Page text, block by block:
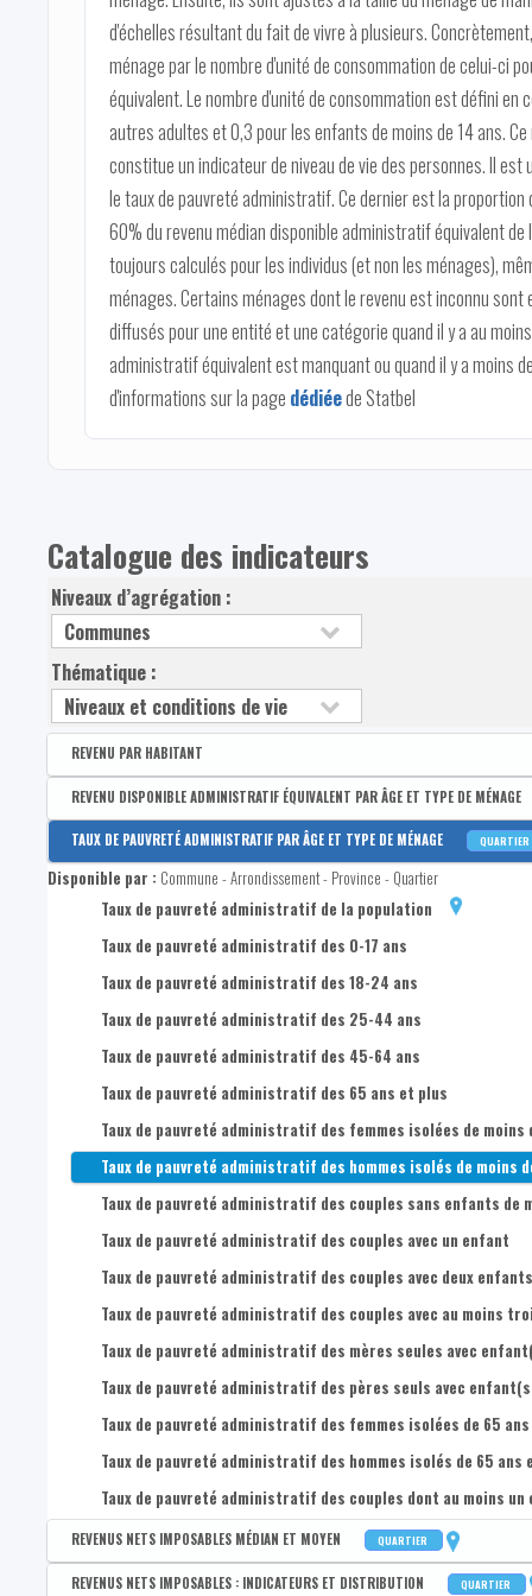
d'échelles résultant du fait de vivre à plusieurs.
ménage par le nombre d'unité de consommation de celui-ci
équivalent. Le nombre d'unité de consommation est défini
autres adultes et 0,3 pour les enfants de moins de 14 ans.
constitue un indicateur de niveau de vie des personnes. Il
le taux de pauvreté administratif. Ce dernier est la
60% du revenu médian disponible administratif équivalent
toujours calculés pour les individus (et non les ménages),
ménages. Certains ménages dont le revenu est inconnu
diffusés pour une entité et une catégorie quand il y a au
administratif équivalent est manquant ou quand il y a moins
d'informations sur la page dédiéede Statbel
Catalogue des indicateurs
Niveaux d’agrégation :
Thématique :
REVENU PAR HABITANT
Disponible par :Arrondissement - Province
Revenu disponible par habitant
Revenus primaires par habitant
REVENU DISPONIBLE ADMINISTRATIF ÉQUIVALENT PAR ÂGE ET TYPE DE MÉNAGE
Disponible par :Commune - Arrondissement - Province - Quartier
Médian du revenu administratif disponible équivalent de la
1er quartile du revenu administratif disponible équivalent de
3e quartile du revenu administratif disponible équivalent de
Médian du revenu administratif disponible équivalent des 0-
1er quartile du revenu administratif disponible équivalent
3e quartile du revenu administratif disponible équivalent des
Médian du revenu administratif disponible équivalent des 18-
1er quartile du revenu administratif disponible équivalent
3e quartile du revenu administratif disponible équivalent des
Médian du revenu administratif disponible équivalent des
1er quartile du revenu administratif disponible équivalent
3e quartile du revenu administratif disponible équivalent
Médian du revenu administratif disponible équivalent des
1er quartile du revenu administratif disponible équivalent
3e quartile du revenu administratif disponible équivalent
Médian du revenu administratif disponible équivalent des 65
1er quartile du revenu administratif disponible équivalent
3e quartile du revenu administratif disponible équivalent
Médian du revenu administratif disponible équivalent des
1er quartile du revenu administratif disponible équivalent des
TAUX DE PAUVRETÉ ADMINISTRATIF PAR ÂGE ET TYPE DE MÉNAGE QUARTIER
Disponible par : Commune - Arrondissement - Province - Quartier
Taux de pauvreté administratif de la population
Taux de pauvreté administratif des 0-17 ans
Taux de pauvreté administratif des 18-24 ans
Taux de pauvreté administratif des 25-44 ans
Taux de pauvreté administratif des 45-64 ans
Taux de pauvreté administratif des 65 ans et plus
Taux de pauvreté administratif des femmes isolées de moins
Taux de pauvreté administratif des hommes isolés de moins
Taux de pauvreté administratif des couples sans enfants de
Taux de pauvreté administratif des couples avec un enfant
Taux de pauvreté administratif des couples avec deux enfants
Taux de pauvreté administratif des couples avec au moins
Taux de pauvreté administratif des mères seules avec
Taux de pauvreté administratif des pères seuls avec
Taux de pauvreté administratif des femmes isolées de 65
Taux de pauvreté administratif des hommes isolés de 65 ans
Taux de pauvreté administratif des couples dont au moins un
REVENUS NETS IMPOSABLES MÉDIAN ET MOYEN QUARTIER
Disponible par : Commune - Arrondissement - Province - Quartier
REVENUS NETS IMPOSABLES : INDICATEURS ET DISTRIBUTION QUARTIER